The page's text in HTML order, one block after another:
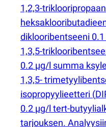
1,2,3-
diklooribentseeni
1,3,5-
0.2 µg/l summa
1,3,5-
isopropyylieetteri (
0.2 µg/l tert-
tarjouksen.